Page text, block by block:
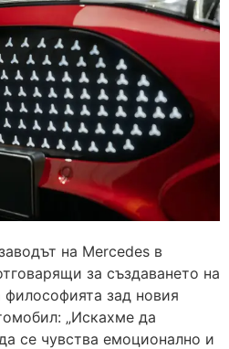
на Mercedes в
за създаването на
зад новия
„Искахме да
се чувства емоционално и